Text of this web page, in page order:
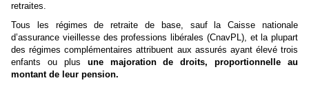
retraites.
Tous les régimes de retraite de base, sauf la Caisse nationale
d’assurance vieillesse des professions libérales (CnavPL), et la plupart
des régimes complémentaires attribuent aux assurés ayant élevé trois
enfants ou plus une majoration de droits, proportionnelle au
montant de leur pension.